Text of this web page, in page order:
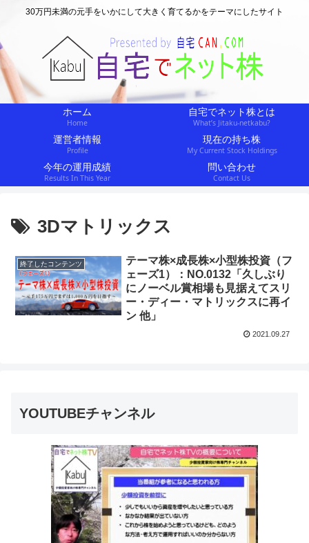
30万円未満の元手をいかにして大きく育てるかをテーマにしたサイト
ホーム
Home
自宅でネット株とは
What’s Jitaku-netkabu?
運営者情報
Profile
現在の持ち株
My Current Stock Holdings
今年の運用成績
Results In This Year
問い合わせ
Contact Us
3Dマトリックス
終了したコンテンツ
テーマ株×成長株×小型株投資（フ
ェーズ1）：NO.0132「久しぶり
にノーベル賞相場も見据えてスリ
ー・ディー・マトリックスに再イ
ン 他」
2021.09.27
YOUTUBEチャンネル